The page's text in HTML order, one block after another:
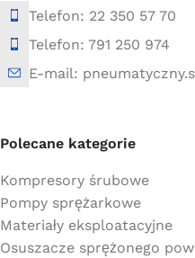
Telefon: 22 350 57 70
Telefon: 791 250 974
E-mail:
Polecane kategorie
Kompresory śrubowe
Pompy sprężarkowe
Materiały eksploatacyjne
Osuszacze sprężonego